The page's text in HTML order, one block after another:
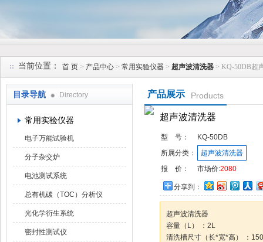
当前位置： 首 页 > 产品中心 > 常用实验仪器 > 超声波清洗器 > KQ-50DB超
目录导航 Directory
常用实验仪器
电子万能试验机
分子杂交炉
电池测试系统
总有机碳（TOC）分析仪
光化学衍生系统
密封性测试仪
产品展示 Products
超声波清洗器
型 号：
KQ-50DB
所属分类：
超声波清洗器
报 价：
市场价:2080
分享到：
超声波清洗器
容量（L） ：2L
清洗槽尺寸（长*宽*高） ：